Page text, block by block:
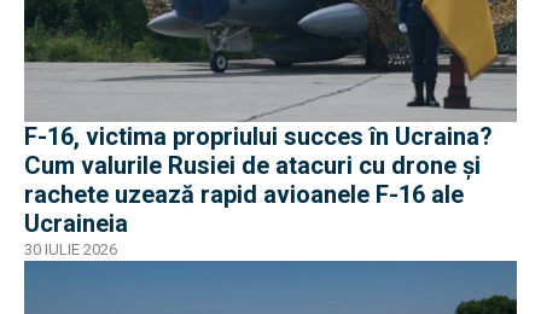
F-16, victima propriului succes în Ucraina?
Cum valurile Rusiei de atacuri cu drone și
rachete uzează rapid avioanele F-16 ale
Ucraineia
30 IULIE 2026